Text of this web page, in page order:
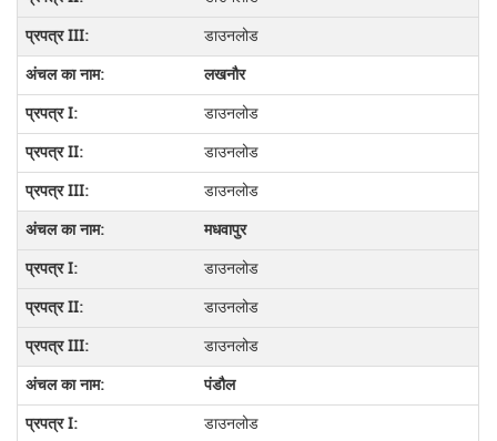
डाउनलोड
लखनौर
डाउनलोड
डाउनलोड
डाउनलोड
मधवापुर
डाउनलोड
डाउनलोड
डाउनलोड
पंडौल
डाउनलोड